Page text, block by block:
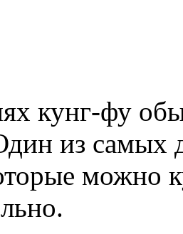
кунг-фу
из самых
можно